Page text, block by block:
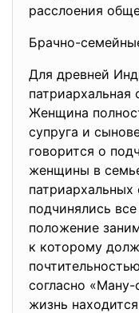
расслоения
Брачно-
Для древней
Женщина
супруга и
говорится о
женщины в
подчинялись
положение
к которому
согласно
жизнь